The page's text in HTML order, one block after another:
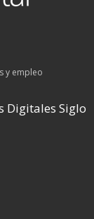
y empleo
Digitales Siglo